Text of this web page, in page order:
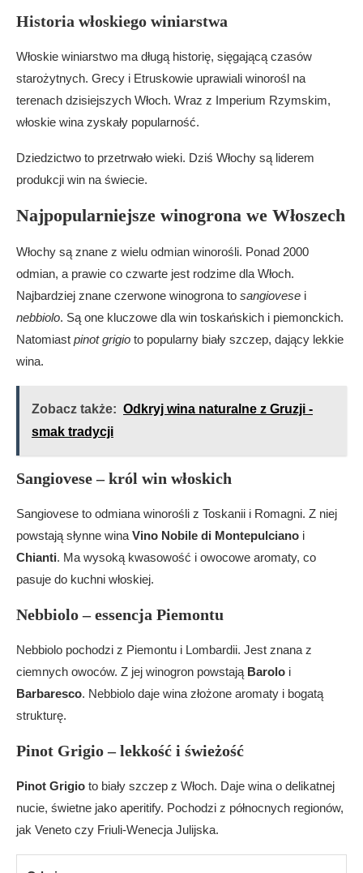
Jaka jest historia włoskiego winiarstwa?
Jakie są najpopularniejsze odmiany winogron we
Włoszech?
Czym słynie Toskania w produkcji win?
Jakie wina słyną z Piemontu?
Czym charakteryzuje się Barolo?
Czym słynie Chianti Classico?
Czym słynie białe wino Soave?
Jakie jest charakterystyka Frascati?
Czym wyróżnia się Pinot Grigio?
Jakie są charakterystyczne włoskie wina
Jakie są idealne połączenia win włoskich z
jedzeniem?
Gdzie można znaleźć informacje na temat win
włoskich?
się we Włoszech?
Historia włoskiego winiarstwa
Włoskie winiarstwo ma długą historię, sięgającą czasów
starożytnych. Grecy i Etruskowie uprawiali winorośl na
terenach dzisiejszych Włoch. Wraz z Imperium Rzymskim,
włoskie wina zyskały popularność.
Dziedzictwo to przetrwało wieki. Dziś Włochy są liderem
produkcji win na świecie.
Najpopularniejsze winogrona we Włoszech
Włochy są znane z wielu odmian winorośli. Ponad 2000
odmian, a prawie co czwarte jest rodzime dla Włoch.
Najbardziej znane czerwone winogrona to sangiovese i
nebbiolo. Są one kluczowe dla win toskańskich i piemonckich.
Natomiast pinot grigio to popularny biały szczep, dający lekkie
wina.
Zobacz także: Odkryj wina naturalne z Gruzji -
smak tradycji
Sangiovese – król win włoskich
Sangiovese to odmiana winorośli z Toskanii i Romagni. Z niej
powstają słynne wina Vino Nobile di Montepulciano i
Chianti. Ma wysoką kwasowość i owocowe aromaty, co
pasuje do kuchni włoskiej.
Nebbiolo – essencja Piemontu
Nebbiolo pochodzi z Piemontu i Lombardii. Jest znana z
ciemnych owoców. Z jej winogron powstają Barolo i
Barbaresco. Nebbiolo daje wina złożone aromaty i bogatą
strukturę.
Pinot Grigio – lekkość i świeżość
Pinot Grigio to biały szczep z Włoch. Daje wina o delikatnej
nucie, świetne jako aperitify. Pochodzi z północnych regionów,
jak Veneto czy Friuli-Wenecja Julijska.